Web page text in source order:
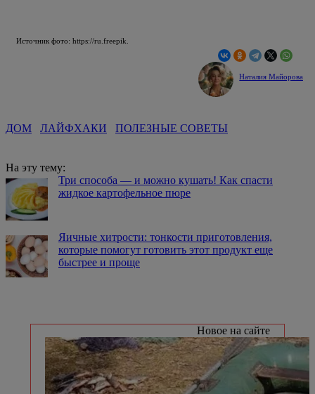
Источник фото: https://ru.freepik.
Наталия Майорова
ДОМ ЛАЙФХАКИ ПОЛЕЗНЫЕ СОВЕТЫ
На эту тему:
Три способа — и можно кушать! Как спасти
жидкое картофельное пюре
Яичные хитрости: тонкости приготовления,
которые помогут готовить этот продукт еще
быстрее и проще
Новое на сайте